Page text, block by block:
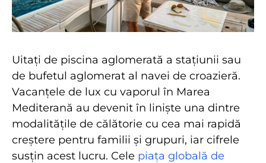
Uitați de piscina aglomerată a stațiunii sau
de bufetul aglomerat al navei de croazieră.
Vacanțele de lux cu vaporul în Marea
Mediterană au devenit în liniște una dintre
modalitățile de călătorie cu cea mai rapidă
creștere pentru familii și grupuri, iar cifrele
susțin acest lucru. Cele piața globală de